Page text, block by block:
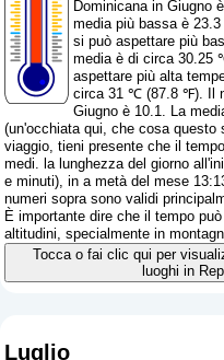
Dominicana in Giugno
media più bassa è
si può aspettare più
media è di circa 30.25
aspettare più alta
circa 31 ℃ (87.8 ℉). Il
Giugno è 10.1. La
(un'occhiata qui, che cosa questo
viaggio, tieni presente che il
medi. la lunghezza del giorno
e minuti), in a metà del mese
numeri sopra sono validi
È importante dire che il tempo
altitudini, specialmente in
Tocca o fai clic qui per
luoghi in
Luglio